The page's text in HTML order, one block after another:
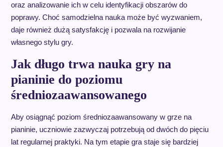
oraz analizowanie ich w celu identyfikacji obszarów do
poprawy. Choć samodzielna nauka może być wyzwaniem,
daje również dużą satysfakcję i pozwala na rozwijanie
własnego stylu gry.
Jak długo trwa nauka gry na
pianinie do poziomu
średniozaawansowanego
Aby osiągnąć poziom średniozaawansowany w grze na
pianinie, uczniowie zazwyczaj potrzebują od dwóch do pięciu
lat regularnej praktyki. Na tym etapie gra staje się bardziej